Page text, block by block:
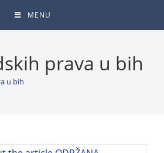
MENU
prava u bih
u bih